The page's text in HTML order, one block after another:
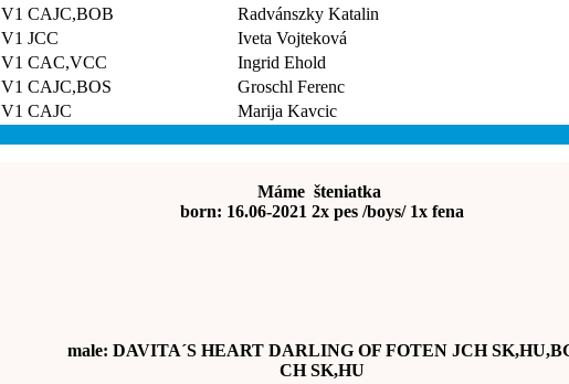
V1 CAJC,BOB
Radvánszky Katalin
V1 JCC
Iveta Vojteková
V1 CAC,VCC
Ingrid Ehold
V1 CAJC,BOS
Groschl Ferenc
V1 CAJC
Marija Kavcic
Máme šteniatka
born: 16.06-2021 2x pes /boys/ 1x fena
male: DAVITA´S HEART DARLING OF FOTEN JCH
CH SK,HU